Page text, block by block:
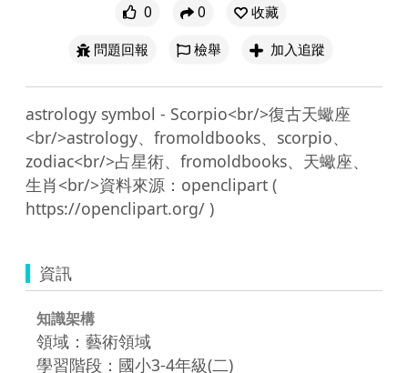
0 0
收藏
問題回報
檢舉 加入追蹤
astrology symbol - Scorpio<br/>復古天蠍座
<br/>astrology、fromoldbooks、scorpio、
zodiac<br/>占星術、fromoldbooks、天蠍座、
生肖<br/>資料來源：openclipart (
資訊
知識架構
領域：藝術領域
學習階段：國小3-4年級(二)